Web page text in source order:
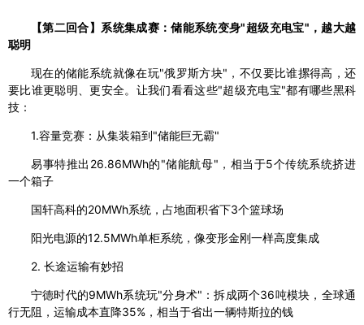
【第二回合】系统集成赛：储能系统变身"超级充电宝"，越大越
聪明
现在的储能系统就像在玩"俄罗斯方块"，不仅要比谁摞得高，还
要比谁更聪明、更安全。让我们看看这些"超级充电宝"都有哪些黑科
技：
1.容量竞赛：从集装箱到"储能巨无霸"
易事特推出26.86MWh的"储能航母"，相当于5个传统系统挤进
一个箱子
国轩高科的20MWh系统，占地面积省下3个篮球场
阳光电源的12.5MWh单柜系统，像变形金刚一样高度集成
2. 长途运输有妙招
宁德时代的9MWh系统玩"分身术"：拆成两个36吨模块，全球通
行无阻，运输成本直降35%，相当于省出一辆特斯拉的钱